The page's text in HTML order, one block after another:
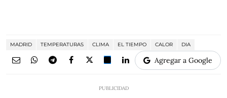
MADRID TEMPERATURAS CLIMA EL TIEMPO CALOR DIA
Agregar a Google